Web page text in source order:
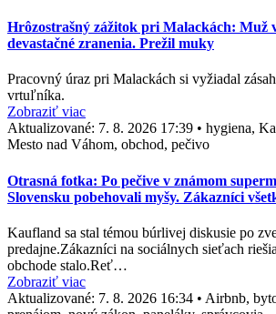
Hrôzostrašný zážitok pri Malackách: Muž
devastačné zranenia. Prežil muky
Pracovný úraz pri Malackách si vyžiadal
vrtuľníka.
Zobraziť viac
Aktualizované: 7. 8. 2026 17:39 • hygiena,
Mesto nad Váhom, obchod, pečivo
Otrasná fotka: Po pečive v známom
Slovensku pobehovali myšy. Zákazníci
Kaufland sa stal témou búrlivej diskusie po
predajne.Zákazníci na sociálnych sieťach
obchode stalo.Reť…
Zobraziť viac
Aktualizované: 7. 8. 2026 16:34 • Airbnb,